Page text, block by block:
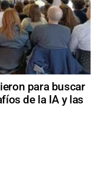
para buscar
de la IA y las